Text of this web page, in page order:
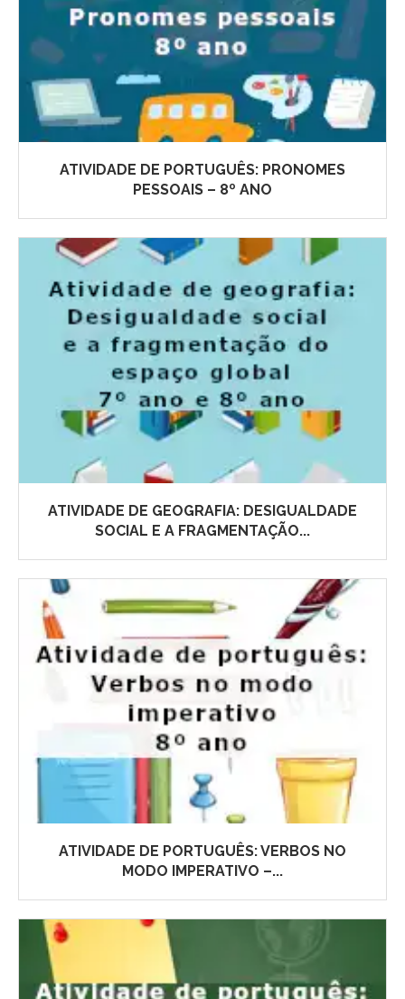
ATIVIDADE DE PORTUGUÊS: PRONOMES
PESSOAIS – 8º ANO
ATIVIDADE DE GEOGRAFIA: DESIGUALDADE
SOCIAL E A FRAGMENTAÇÃO...
ATIVIDADE DE PORTUGUÊS: VERBOS NO
MODO IMPERATIVO –...